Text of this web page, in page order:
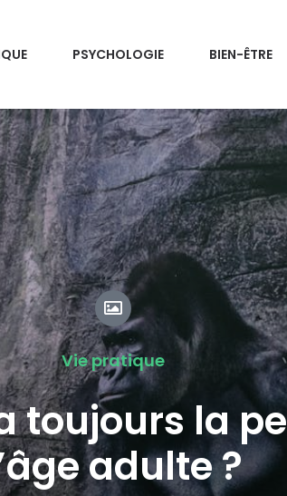
PSYCHOLOGIE BIEN-ÊTRE
Vie pratique
toujours la
adulte ?